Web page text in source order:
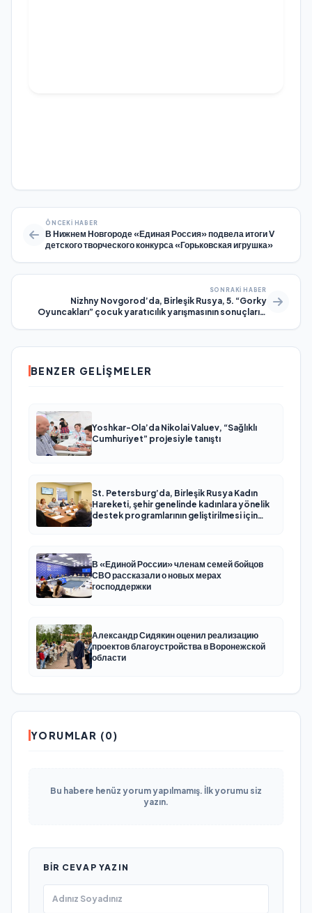
ÖNCEKI HABER
В Нижнем Новгороде «Единая Россия» подвела итоги V
детского творческого конкурса «Горьковская игрушка»
SONRAKI HABER
Nizhny Novgorod’da, Birleşik Rusya, 5. “Gorky
Oyuncakları” çocuk yaratıcılık yarışmasının sonuçlarını
BENZER GELIŞMELER
Yoshkar-Ola’da Nikolai Valuev, “Sağlıklı
Cumhuriyet” projesiyle tanıştı
St. Petersburg’da, Birleşik Rusya Kadın
Hareketi, şehir genelinde kadınlara yönelik
destek programlarının geliştirilmesi için
В «Единой России» членам семей бойцов
СВО рассказали о новых мерах
господдержки
Александр Сидякин оценил реализацию
проектов благоустройства в Воронежской
области
YORUMLAR (0)
Bu habere henüz yorum yapılmamış. İlk yorumu siz
yazın.
BIR CEVAP YAZIN